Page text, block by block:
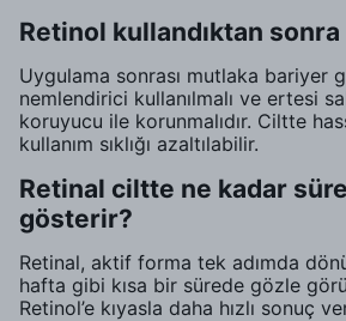
Retinol kullandıktan sonra
Uygulama sonrası mutlaka bariyer
nemlendirici kullanılmalı ve ertesi
koruyucu ile korunmalıdır. Ciltte
kullanım sıklığı azaltılabilir.
Retinal ciltte ne kadar
gösterir?
Retinal, aktif forma tek adımda
hafta gibi kısa bir sürede gözle
Retinol’e kıyasla daha hızlı sonuç